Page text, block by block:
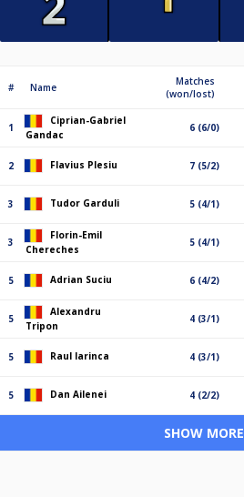
# Name
Matches
(won/lost)
1
Ciprian-Gabriel
Gandac
6 (6/0)
2 Flavius Plesiu 7 (5/2)
3 Tudor Garduli 5 (4/1)
3
Florin-Emil
Chereches
5 (4/1)
5 Adrian Suciu 6 (4/2)
5
Alexandru
Tripon
4 (3/1)
5 Raul Iarinca 4 (3/1)
5 Dan Ailenei 4 (2/2)
SHOW MORE